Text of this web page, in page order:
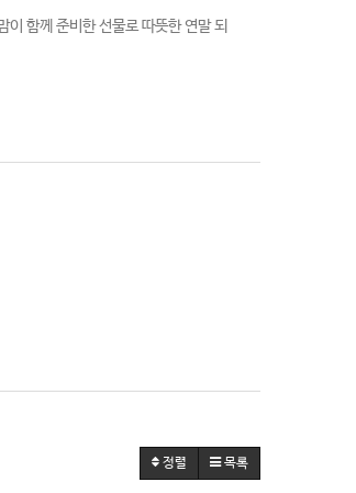
함께 준비한 선물로 따뜻한 연말 되
정렬 목록